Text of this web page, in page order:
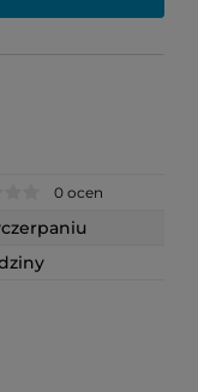
0 ocen